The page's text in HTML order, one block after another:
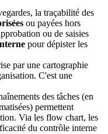
la traçabilité des
ou payées hors
ou de saisies
pour dépister les
par une cartographie
C'est une
des tâches (en
permettent
Via les flow chart, les
du contrôle interne